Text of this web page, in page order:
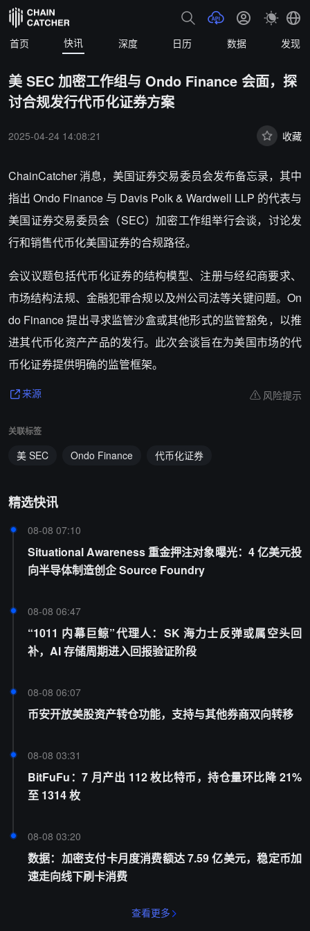
首页 快讯 深度 日历 数据 发现
美 SEC 加密工作组与 Ondo Finance 会面，探
讨合规发行代币化证券方案
2025-04-24 14:08:21 收藏
ChainCatcher 消息， 美国证券交易委员会发布备忘录，其中
指出 Ondo Finance 与 Davis Polk & Wardwell LLP 的代表与
美国证券交易委员会（SEC）加密工作组举行会谈，讨论发
行和销售代币化美国证券的合规路径。
会议议题包括代币化证券的结构模型、注册与经纪商要求、
市场结构法规、金融犯罪合规以及州公司法等关键问题。On
do Finance 提出寻求监管沙盒或其他形式的监管豁免，以推
进其代币化资产产品的发行。此次会谈旨在为美国市场的代
币化证券提供明确的监管框架。
来源 风险提示
关联标签
美 SEC Ondo Finance 代币化证券
精选快讯
08-08 07:10
Situational Awareness 重金押注对象曝光：4 亿美元投
向半导体制造创企 Source Foundry
08-08 06:47
“1011 内幕巨鲸”代理人：SK 海力士反弹或属空头回
补，AI 存储周期进入回报验证阶段
08-08 06:07
币安开放美股资产转仓功能，支持与其他券商双向转移
08-08 03:31
BitFuFu：7 月产出 112 枚比特币，持仓量环比降 21%
至 1314 枚
08-08 03:20
数据：加密支付卡月度消费额达 7.59 亿美元，稳定币加
速走向线下刷卡消费
查看更多